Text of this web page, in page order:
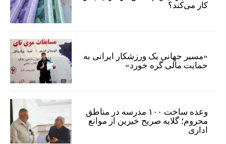
کار می‌کند؟
«مسیر جهانی یک ورزشکار ایرانی به
حمایت مالی گره خورد»
وعده ساخت ۱۰۰ مدرسه در مناطق
محروم؛ گلایه صریح خیرین از موانع
اداری